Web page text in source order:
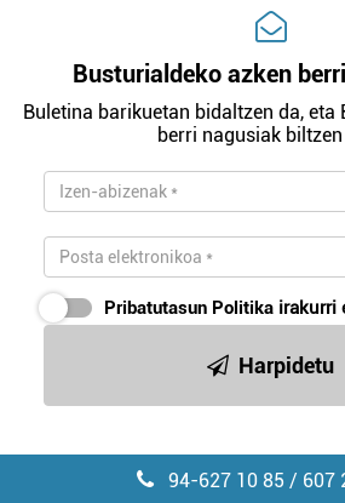
Busturialdeko azken
Buletina barikuetan bidaltzen da, eta
berri nagusiak
Pribatutasun Politika irakurri
Harpidetu
94-627 10 85 / 607